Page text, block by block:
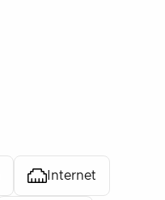
Internet